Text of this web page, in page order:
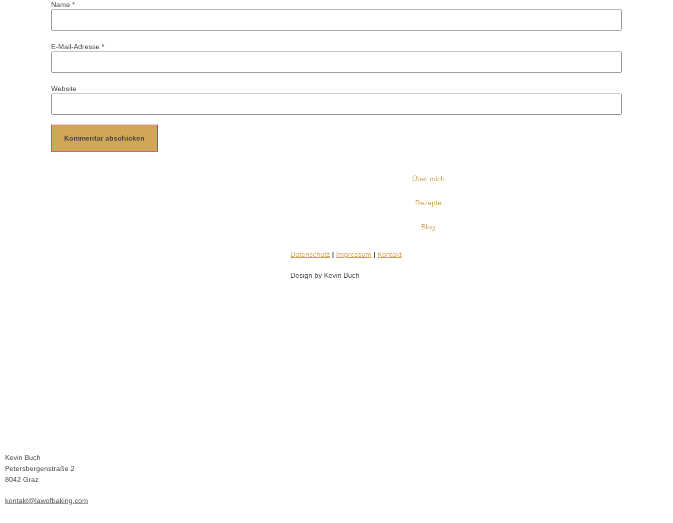
Name *
E-Mail-Adresse *
Website
Kevin Buch
Petersbergenstraße 2
8042 Graz
kontakt@lawofbaking.com
Über mich
Rezepte
Blog
Datenschutz | Impressum | Kontakt
Design by Kevin Buch